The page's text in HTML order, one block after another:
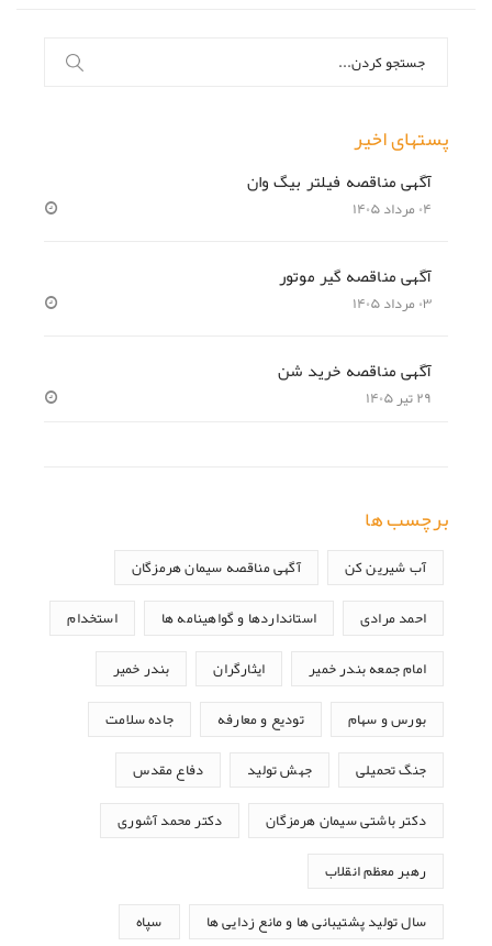
برای:
پستهای اخیر
آگهی مناقصه فیلتر بیگ وان
۰۴ مرداد ۱۴۰۵
آگهی مناقصه گیر موتور
۰۳ مرداد ۱۴۰۵
آگهی مناقصه خرید شن
۲۹ تیر ۱۴۰۵
برچسب ها
آب شیرین کن آگهی مناقصه سیمان هرمزگان
احمد مرادی استانداردها و گواهینامه ها استخدام
امام جمعه بندر خمیر ایثارگران بندر خمیر
بورس و سهام تودیع و معارفه جاده سلامت
جنگ تحمیلی جهش تولید دفاع مقدس
دکتر باشتی سیمان هرمزگان دکتر محمد آشوری
رهبر معظم انقلاب
سال تولید پشتیبانی ها و مانع زدایی ها سپاه